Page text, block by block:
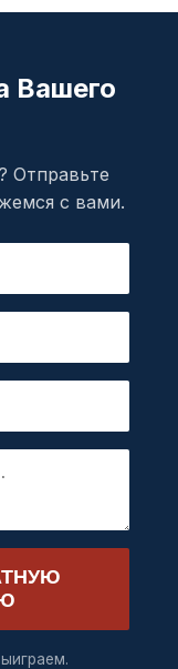
Вашего
Отправьте
с вами.